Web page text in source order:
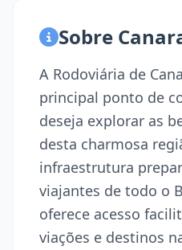
Sobre
A Rodoviária de
principal ponto de
deseja explorar as
desta charmosa
infraestrutura
viajantes de todo o
oferece acesso
viações e destinos